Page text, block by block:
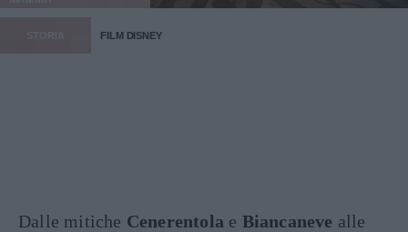
FILM DISNEY
Dalle mitiche Cenerentola e Biancaneve alle